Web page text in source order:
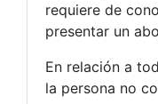
requiere de
presentar un
En relación a
la persona no